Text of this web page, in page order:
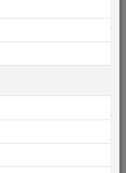
Familie